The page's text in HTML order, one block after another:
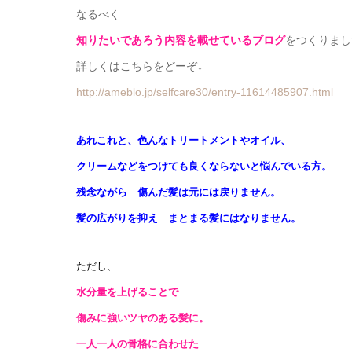
なるべく
知りたいであろう内容を載せているブログをつくりま
詳しくはこちらをどーぞ↓
http://ameblo.jp/selfcare30/entry-11614485907.html
あれこれと、色んなトリートメントやオイル、
クリームなどをつけても良くならないと悩んでいる方。
残念ながら 傷んだ髪は元には戻りません。
髪の広がりを抑え まとまる髪にはなりません。
ただし、
水分量を上げることで
傷みに強いツヤのある髪に。
一人一人の骨格に合わせた